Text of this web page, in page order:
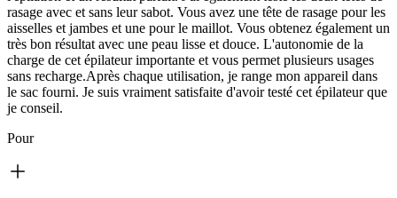
rasage avec et sans leur sabot. Vous avez une tête de rasage pour les
aisselles et jambes et une pour le maillot. Vous obtenez également un
très bon résultat avec une peau lisse et douce. L'autonomie de la
charge de cet épilateur importante et vous permet plusieurs usages
sans recharge.Après chaque utilisation, je range mon appareil dans
le sac fourni. Je suis vraiment satisfaite d'avoir testé cet épilateur que
je conseil.
Pour